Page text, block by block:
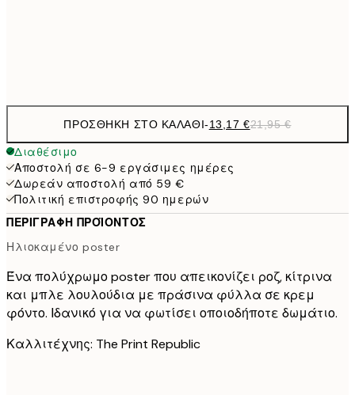
ΠΡΟΣΘΉΚΗ ΣΤΟ ΚΑΛΆΘΙ-13,17 €21,95 €
Διαθέσιμο
Αποστολή σε 6-9 εργάσιμες ημέρες
Δωρεάν αποστολή από 59 €
Πολιτική επιστροφής 90 ημερών
ΠΕΡΙΓΡΑΦΉ ΠΡΟΪΌΝΤΟΣ
Ηλιοκαμένο poster
Ένα πολύχρωμο poster που απεικονίζει ροζ, κίτρινα
και μπλε λουλούδια με πράσινα φύλλα σε κρεμ
φόντο. Ιδανικό για να φωτίσει οποιοδήποτε δωμάτιο.
Καλλιτέχνης: The Print Republic